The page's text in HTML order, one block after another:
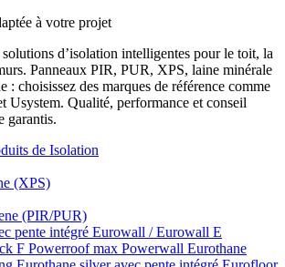
à votre projet
d’isolation intelligentes pour le toit, la
Panneaux PIR, PUR, XPS, laine minérale
: choisissez des marques de référence comme
Usystem. Qualité, performance et conseil
garantis.
de Isolation
(XPS)
(PIR/PUR)
pente intégré Eurowall / Eurowall E
F Powerroof max Powerwall Eurothane